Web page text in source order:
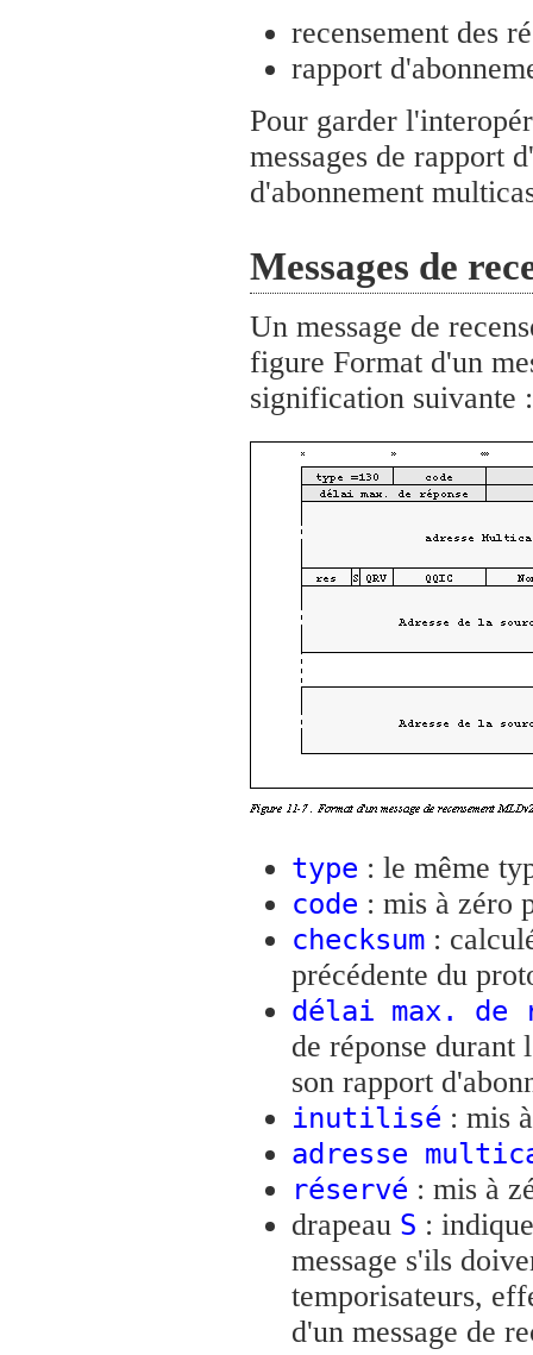
recensement des
rapport
Pour garder
messages de rapport
d'abonnement
Messages de
Un message de
figure Format d'un
signification suivante :
type : le même
code : mis à zéro
checksum :
précédente du
délai max. de
de réponse durant
son rapport
inutilisé : mis
adresse
réservé : mis à
drapeau S :
message s'ils
temporisateurs,
d'un message de